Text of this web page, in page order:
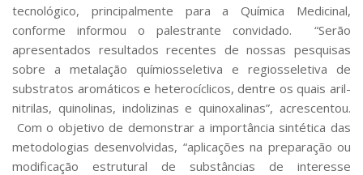
Museus e Espaços Interativos
Serviços
Bibliotecas
Apoio ao Estudante
Segurança, Trânsito e Prevenção
RH, Administrativo e Financeiro
Outros serviços
Comunicação
tecnológico, principalmente para a Química Medicinal,
conforme informou o palestrante convidado. “Serão
apresentados resultados recentes de nossas pesquisas
sobre a metalação químiosseletiva e regiosseletiva de
substratos aromáticos e heterocíclicos, dentre os quais aril-
nitrilas, quinolinas, indolizinas e quinoxalinas”, acrescentou.
Com o objetivo de demonstrar a importância sintética das
metodologias desenvolvidas, “aplicações na preparação ou
modificação estrutural de substâncias de interesse